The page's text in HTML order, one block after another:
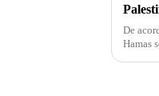
De
Hamas